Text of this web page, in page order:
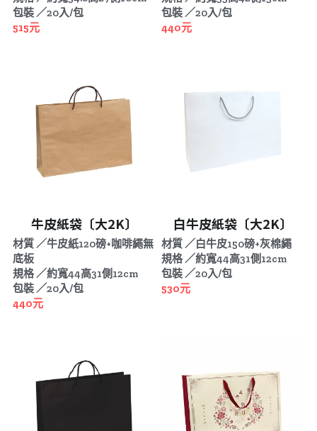
包裝 ／20入/包
515元
包裝 ／20入/包
440元
牛皮紙袋〔大2K〕
材質 ／牛皮紙120磅+咖啡繩無
底板
規格 ／約寬44高31側12cm
包裝 ／20入/包
440元
白牛皮紙袋〔大2K〕
材質 ／白牛皮150磅+灰棉繩
規格 ／約寬44高31側12cm
包裝 ／20入/包
530元